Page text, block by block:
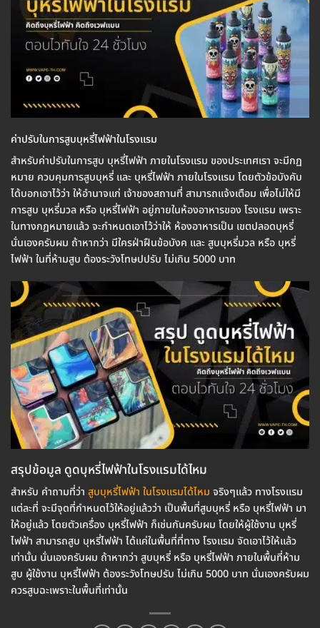
ค่าปรับในการสูบบุหรี่ไฟฟ้าในโรงแรม
สำหรับค่าปรับในการสูบ บุหรี่ไฟฟ้า ภายในโรงแรม ของประเทศเรา จะมีกฏ
หมาย ควบคุมการสูบบุหรี่ และ บุหรี่ไฟฟ้า ภายในโรงแรม โดยตัวข้อบังคับ
ได้บอกเอาไว้ว่า ให้อำนาจแก่ เจ้าของสถานที่ สามารถแจ้งเตือม เพื่อไม่ให้มี
การสูบ บุหรี่มวล หรือ บุหรี่ไฟฟ้า อยู่ภายในห้องอาหารของ โรงแรม เพราะ
ในทางกฏหมายแล้ว จะกำหนดเอาไว้ว่าให้ ห้องอาหารเป็น เขตปลอดบุหรี่
นั่นเองครับผม ถ้าหากว่า มีใครฝ่าฝืนข้อบังค และ สูบบุหรี่มวล หรือ บุหรี่
ไฟฟ้า ในที่ห้ามสูบ ต้องระวังโทษปปรับ ไม่เกิน 5000 บาท
สรุปข้อมูล ดูดบุหรี่ไฟฟ้าในโรงแรมได้ไหม
สำหรับ คำถามที่ว่า สูบบุหรี่ไฟฟ้า ในโรงแรมได้ไหม จริงๆแล้ว ทางโรงแรม
แต่ละที่ จะมีจุดที่กำหนดไว้ให้อยู่แล้วว่า เป็นพื้นที่สูบบุหรี่ หรือ บุหรี่ไฟฟ้า มา
ให้อยู่แล้ว โดยตัวเครื่อง บุหรี่ไฟฟ้า ก็เช่นกันครับผม โดยให้ผู้ใช้งาน บุหรี่
ไฟฟ้า สามารถสูบ บุหรี่ไฟฟ้า ได้แค่ในพื้นที่ที่ทาง โรงแรม จัดเอาไว้ให้แล้ว
เท่านั้น นั่นเองครับผม ถ้าหากว่า สูบบุหรี่ หรือ บุหรี่ไฟฟ้า ภายในพื้นที่ห้าม
สูบ ผู้ใช้งาน บุหรี่ไฟฟ้า ต้องระวังโทษปรับ ไม่เกิน 5000 บาท นั่นเองครับผม
ควรสูบฉะเพราะในพื้นที่เท่านั้น